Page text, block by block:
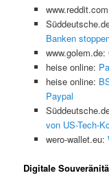
Banken
www.golem.de:
heise online:
heise online:
Paypal
von US-Tech-
wero-wallet.eu:
Digitale